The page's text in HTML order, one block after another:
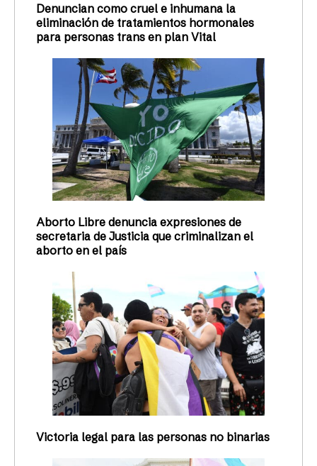
Denuncian como cruel e inhumana la
eliminación de tratamientos hormonales
para personas trans en plan Vital
Aborto Libre denuncia expresiones de
secretaria de Justicia que criminalizan el
aborto en el país
Victoria legal para las personas no binarias